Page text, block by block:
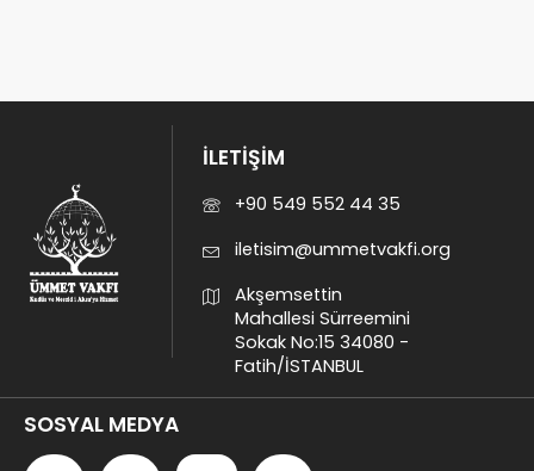
İLETİŞİM
+90 549 552 44 35
iletisim@ummetvakfi.org
Akşemsettin
Mahallesi Sürreemini
Sokak No:15 34080 -
Fatih/İSTANBUL
SOSYAL MEDYA